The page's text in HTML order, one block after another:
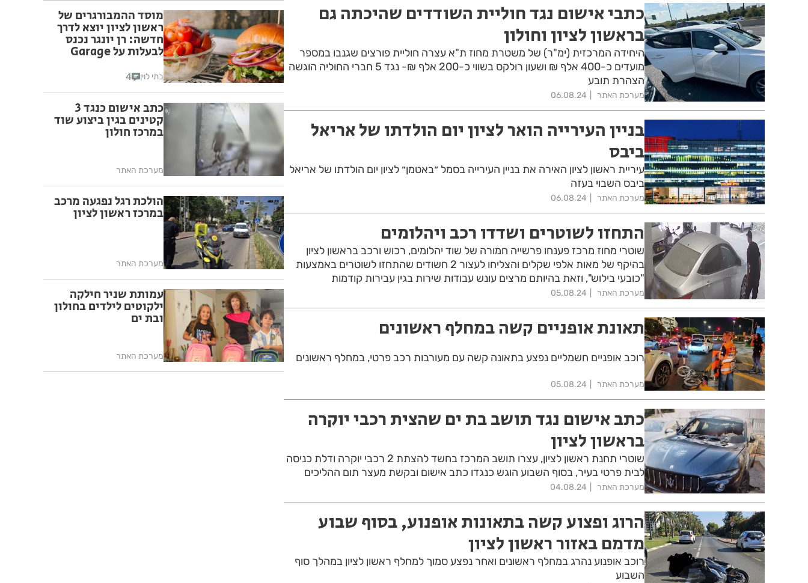
כתבי אישום נגד חוליית השודדים שהיכתה גם
בראשון לציון וחולון
היחידה המרכזית (ימ"ר) של משטרת מחוז ת"א עצרה חוליית פורצים שגנבו במספר
מועדים כ-400 אלף ₪ ושעון רולקס בשווי כ-200 אלף ₪- נגד 5 חברי החוליה הוגשה
הצהרת תובע
מערכת האתר 06.08.24
בניין העירייה הואר לציון יום הולדתו של אריאל
ביבס
עיריית ראשון לציון האירה את בניין העירייה בסמל ״באטמן״ לציון יום הולדתו של אריאל
ביבס השבוי בעזה
מערכת האתר 06.08.24
התחזו לשוטרים ושדדו רכב ויהלומים
שוטרי מחוז מרכז פענחו פרשייה חמורה של שוד יהלומים, רכוש ורכב בראשון לציון
בהיקף של מאות אלפי שקלים והצליחו לעצור 2 חשודים שהתחזו לשוטרים באמצעות
"כובעי בילוש", וזאת בהיותם מרצים עונש עבודות שירות בגין עבירות קודמות
מערכת האתר 05.08.24
תאונת אופניים קשה במחלף ראשונים
רוכב אופניים חשמליים נפצע בתאונה קשה עם מעורבות רכב פרטי, במחלף ראשונים
מערכת האתר 05.08.24
כתב אישום נגד תושב בת ים שהצית רכבי יוקרה
בראשון לציון
שוטרי תחנת ראשון לציון, עצרו תושב המרכז בחשד להצתת 2 רכבי יוקרה ודלת כניסה
לבית פרטי בעיר, בסוף השבוע הוגש כנגדו כתב אישום ובקשת מעצר תום ההליכים
מערכת האתר 04.08.24
הרוג ופצוע קשה בתאונות אופנוע, בסוף שבוע
מדמם באזור ראשון לציון
רוכב אופנוע נהרג במחלף ראשונים ואחר נפצע סמוך למחלף ראשון לציון במהלך סוף
השבוע
מוסד ההמבורגרים של
ראשון לציון יוצא לדרך
חדשה: רן יונגר נכנס
לבעלות על Garage
בתי לוין 4
כתב אישום כנגד 3
קטינים בגין ביצוע שוד
במרכז חולון
מערכת האתר
הולכת רגל נפגעה מרכב
במרכז ראשון לציון
מערכת האתר
עמותת שניר חילקה
ילקוטים לילדים בחולון
ובת ים
מערכת האתר